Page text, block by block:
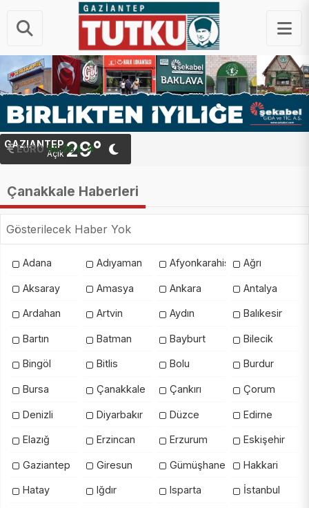
EURO 55.25 ₺
GAZIANTEP
Açık29°
Çanakkale Haberleri
Gösterilecek Haber Yok
Adana Adıyaman Afyonkarahisar Ağrı
Aksaray Amasya Ankara Antalya
Ardahan Artvin Aydın Balıkesir
Bartın Batman Bayburt Bilecik
Bingöl Bitlis Bolu Burdur
Bursa Çanakkale Çankırı Çorum
Denizli Diyarbakır Düzce Edirne
Elazığ Erzincan Erzurum Eskişehir
Gaziantep Giresun Gümüşhane Hakkari
Hatay Iğdır Isparta İstanbul